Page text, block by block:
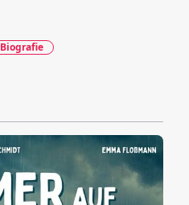
Biografie